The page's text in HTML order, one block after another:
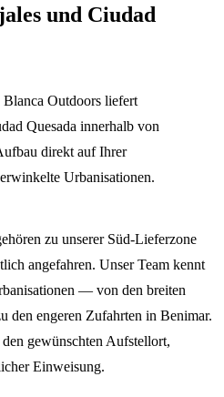
und Ciudad
Blanca Outdoors liefert
Quesada innerhalb von
direkt auf Ihrer
Urbanisationen.
zu unserer Süd-Lieferzone
angefahren. Unser Team kennt
— von den breiten
den engeren Zufahrten in Benimar.
gewünschten Aufstellort,
Einweisung.